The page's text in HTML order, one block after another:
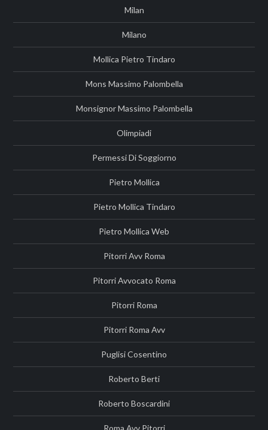
Milan
Milano
Mollica Pietro Tindaro
Mons Massimo Palombella
Monsignor Massimo Palombella
Olimpiadi
Permessi Di Soggiorno
Pietro Mollica
Pietro Mollica Tindaro
Pietro Mollica Web
Pitorri Avv Roma
Pitorri Avvocato Roma
Pitorri Roma
Pitorri Roma Avv
Puglisi Cosentino
Roberto Berti
Roberto Boscardini